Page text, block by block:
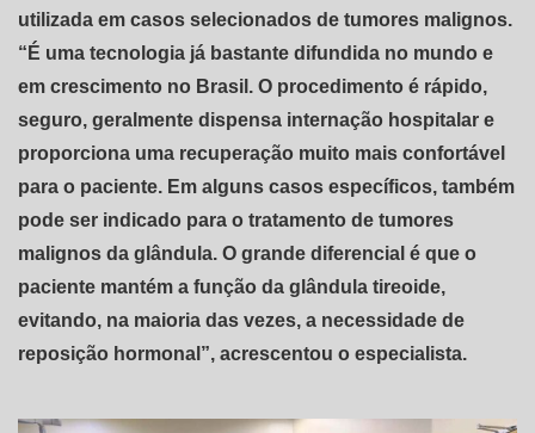
utilizada em casos selecionados de tumores malignos.
“É uma tecnologia já bastante difundida no mundo e
em crescimento no Brasil. O procedimento é rápido,
seguro, geralmente dispensa internação hospitalar e
proporciona uma recuperação muito mais confortável
para o paciente. Em alguns casos específicos, também
pode ser indicado para o tratamento de tumores
malignos da glândula. O grande diferencial é que o
paciente mantém a função da glândula tireoide,
evitando, na maioria das vezes, a necessidade de
reposição hormonal”, acrescentou o especialista.